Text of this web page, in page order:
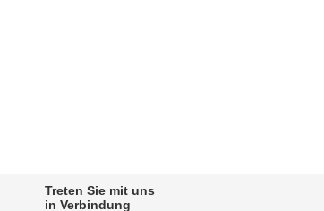
Treten Sie mit uns
in Verbindung